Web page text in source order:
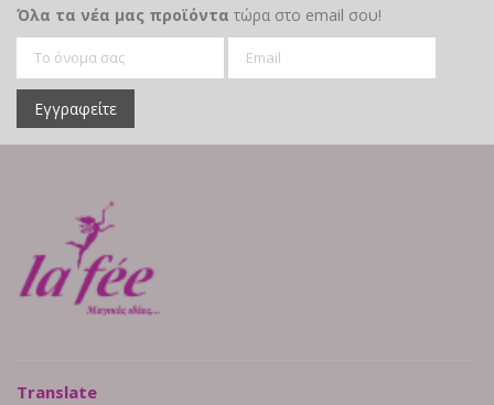
Όλα τα νέα μας προϊόντα τώρα στο email σου!
Εγγραφείτε
Translate